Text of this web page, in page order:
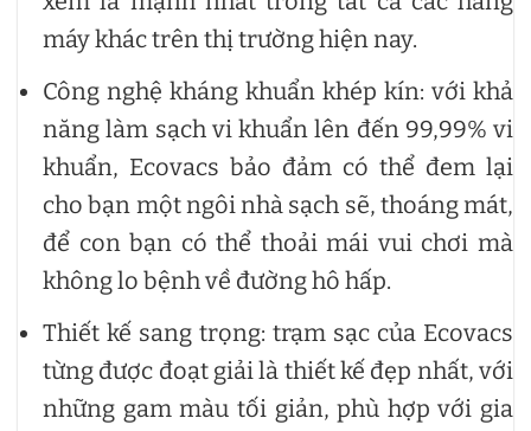
máy khác trên thị trường hiện nay.
Công nghệ kháng khuẩn khép kín: với khả
năng làm sạch vi khuẩn lên đến 99,99% vi
khuẩn, Ecovacs bảo đảm có thể đem lại
cho bạn một ngôi nhà sạch sẽ, thoáng mát,
để con bạn có thể thoải mái vui chơi mà
không lo bệnh về đường hô hấp.
Thiết kế sang trọng: trạm sạc của Ecovacs
từng được đoạt giải là thiết kế đẹp nhất, với
những gam màu tối giản, phù hợp với gia